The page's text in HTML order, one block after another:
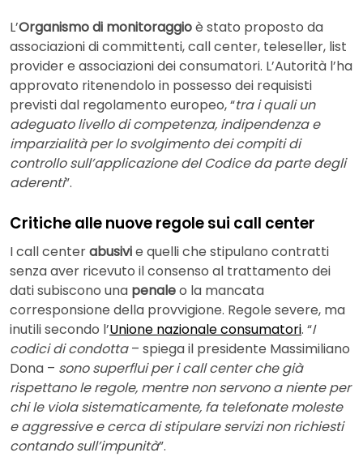
L’Organismo di monitoraggioè stato proposto da
associazioni di committenti, call center, teleseller, list
provider e associazioni dei consumatori. L’Autorità l’ha
approvato ritenendolo in possesso dei requisisti
previsti dal regolamento europeo, “tra i quali un
adeguato livello di competenza, indipendenza e
imparzialità per lo svolgimento dei compiti di
controllo sull’applicazione del Codice da parte degli
aderenti”.
Critiche alle nuove regole sui call center
I call centerabusivie quelli che stipulano contratti
senza aver ricevuto il consenso al trattamento dei
dati subiscono una penaleo la mancata
corresponsione della provvigione. Regole severe, ma
inutili secondo l’Unione nazionale consumatori. “I
codici di condotta– spiega il presidente Massimiliano
Dona – sono superflui per i call center che già
rispettano le regole, mentre non servono a niente per
chi le viola sistematicamente, fa telefonate moleste
e aggressive e cerca di stipulare servizi non richiesti
contando sull’impunità”.